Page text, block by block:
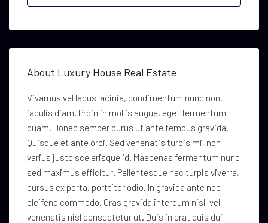
About Luxury House Real Estate
Vivamus vel lacus lacinia, condimentum nunc non,
iaculis diam. Proin in mollis augue, eget fermentum
quam. Donec semper purus ut ante tempus gravida.
Quisque et ante orci. Sed venenatis turpis mi, non
varius justo scelerisque id. Maecenas fermentum nunc
sed maximus efficitur. Pellentesque nec turpis viverra,
cursus ex porta, porttitor odio. In gravida ante nec
eleifend commodo. Cras gravida interdum nisl, vel
venenatis nisl consectetur ut. Duis in erat quis dui